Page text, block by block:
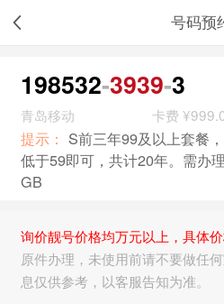
号码预
198532 3939 3
青岛移动 卡费
提示： S前三年99及以上套餐
低于59即可，共计20年。需办
GB
询价靓号价格均万元以上，具体价
原件办理，未使用前请不要做任
息仅供参考，以客服告知为准。